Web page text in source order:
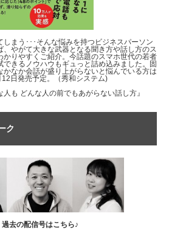
まう･･･そんな悩みを持つビジネスパーソン
、やがて大きな武器となる聞き方や話し方のス
かりやすくご紹介。今話題のスマホ世代の若者
できるノウハウもギュっと詰め込みました。固
かなか会話が盛り上がらないと悩んでいる方は
日発売予定。（秀和システム)
人も どんな人の前でもあがらない話し方』
ク
過去の配信号はこちら♪